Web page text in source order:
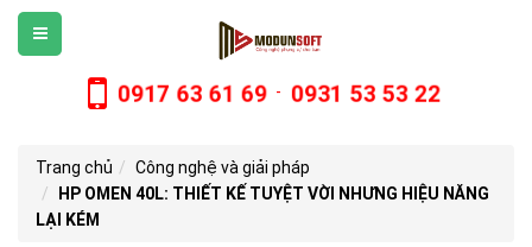
0917 63 61 69 - 0931 53 53 22
Trang chủ
Công nghệ và giải pháp
HP OMEN 40L: THIẾT KẾ TUYỆT VỜI NHƯNG HIỆU NĂNG
LẠI KÉM